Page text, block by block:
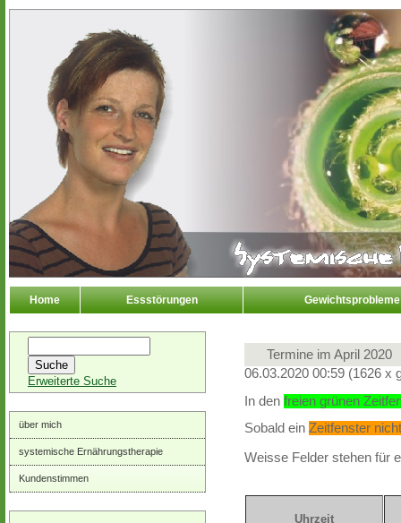
Home Essstörungen Gewichtsprobleme
Erweiterte Suche
über mich
systemische Ernährungstherapie
Kundenstimmen
Termine im April 2020
06.03.2020 00:59 (1626 x
In den freien grünen
Sobald ein Zeitfenster
Weisse Felder stehen für
Uhrzeit